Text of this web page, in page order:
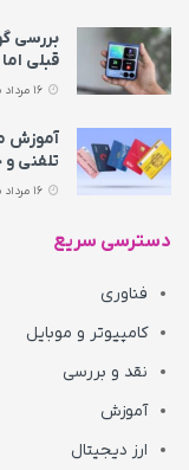
قبلی
آموزش
تلفنی
دسترسی سریع
فناوری
کامپیوتر و موبایل
نقد و بررسی
آموزش
ارز دیجیتال